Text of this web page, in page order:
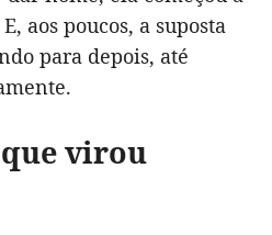
aos poucos, a suposta
para depois, até
virou